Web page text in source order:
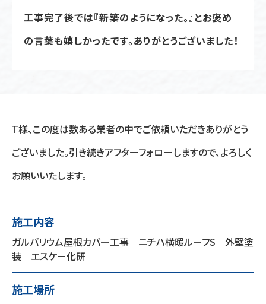
工事完了後では『新築のようになった。』とお褒め
の言葉も嬉しかったです。ありがとうございました！
T様、この度は数ある業者の中でご依頼いただきありがとう
ございました。引き続きアフターフォローしますので、よろしく
お願いいたします。
施工内容
ガルバリウム屋根カバー工事 ニチハ横暖ルーフS 外壁塗
装 エスケー化研
施工場所